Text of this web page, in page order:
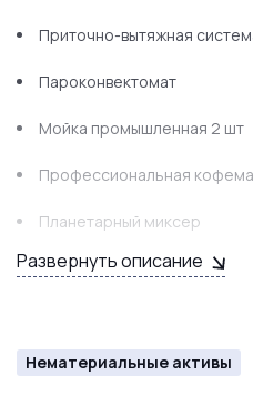
Приточно-вытяжная
Пароконвектомат
Мойка промышленная 2 шт
Профессиональная
Планетарный миксер
Мясорубка
Морозильные камеры
Развернуть описание
Нематериальные активы